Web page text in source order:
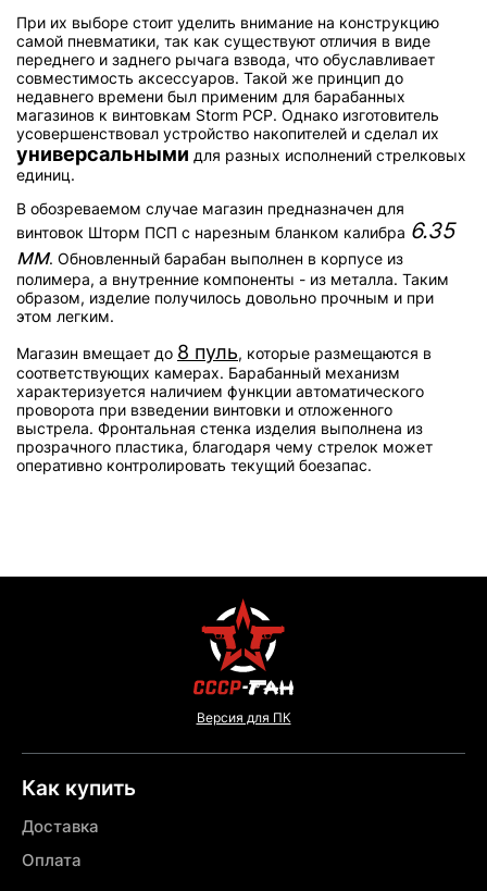
При их выборе стоит уделить внимание на конструкцию
самой пневматики, так как существуют отличия в виде
переднего и заднего рычага взвода, что обуславливает
совместимость аксессуаров. Такой же принцип до
недавнего времени был применим для барабанных
магазинов к винтовкам Storm PCP. Однако изготовитель
усовершенствовал устройство накопителей и сделал их
универсальными для разных исполнений стрелковых
единиц.
В обозреваемом случае магазин предназначен для
винтовок Шторм ПСП с нарезным бланком калибра 6.35
мм. Обновленный барабан выполнен в корпусе из
полимера, а внутренние компоненты - из металла. Таким
образом, изделие получилось довольно прочным и при
этом легким.
Магазин вмещает до 8 пуль, которые размещаются в
соответствующих камерах. Барабанный механизм
характеризуется наличием функции автоматического
проворота при взведении винтовки и отложенного
выстрела. Фронтальная стенка изделия выполнена из
прозрачного пластика, благодаря чему стрелок может
оперативно контролировать текущий боезапас.
Версия для ПК
Как купить
Доставка
Оплата